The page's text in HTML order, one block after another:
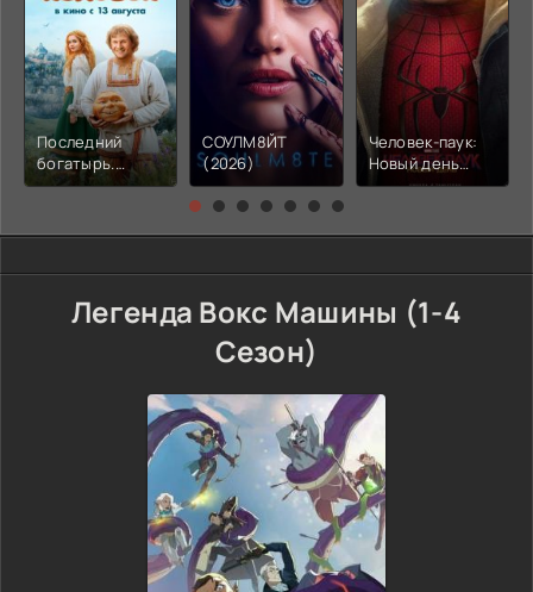
Последний
богатырь.
Колобок (2026)
СОУЛМ8ЙТ
(2026)
Человек-паук:
Новый день
(2026)
Легенда Вокс Машины (1-4
Сезон)